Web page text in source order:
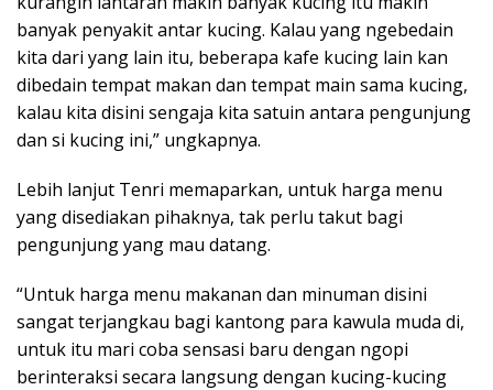
banyak penyakit antar kucing. Kalau yang ngebedain
kita dari yang lain itu, beberapa kafe kucing lain kan
dibedain tempat makan dan tempat main sama kucing,
kalau kita disini sengaja kita satuin antara pengunjung
dan si kucing ini,” ungkapnya.
Lebih lanjut Tenri memaparkan, untuk harga menu
yang disediakan pihaknya, tak perlu takut bagi
pengunjung yang mau datang.
“Untuk harga menu makanan dan minuman disini
sangat terjangkau bagi kantong para kawula muda di,
untuk itu mari coba sensasi baru dengan ngopi
berinteraksi secara langsung dengan kucing-kucing